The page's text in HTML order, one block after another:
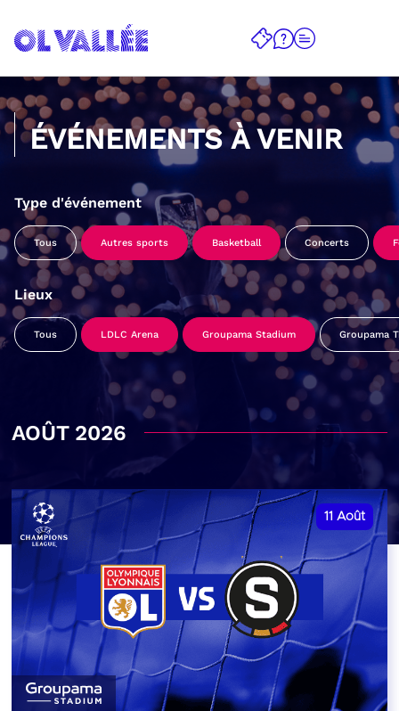
ÉVÉNEMENTS À VENIR
Type d'événement
Tous Autres sports Basketball Concerts
Lieux
Tous LDLC Arena Groupama Stadium Groupama
AOÛT 2026
11 Août